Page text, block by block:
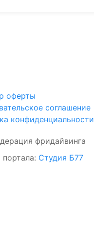
оферты
соглашение
конфиденциальности
фридайвинга
портала: Студия Б77